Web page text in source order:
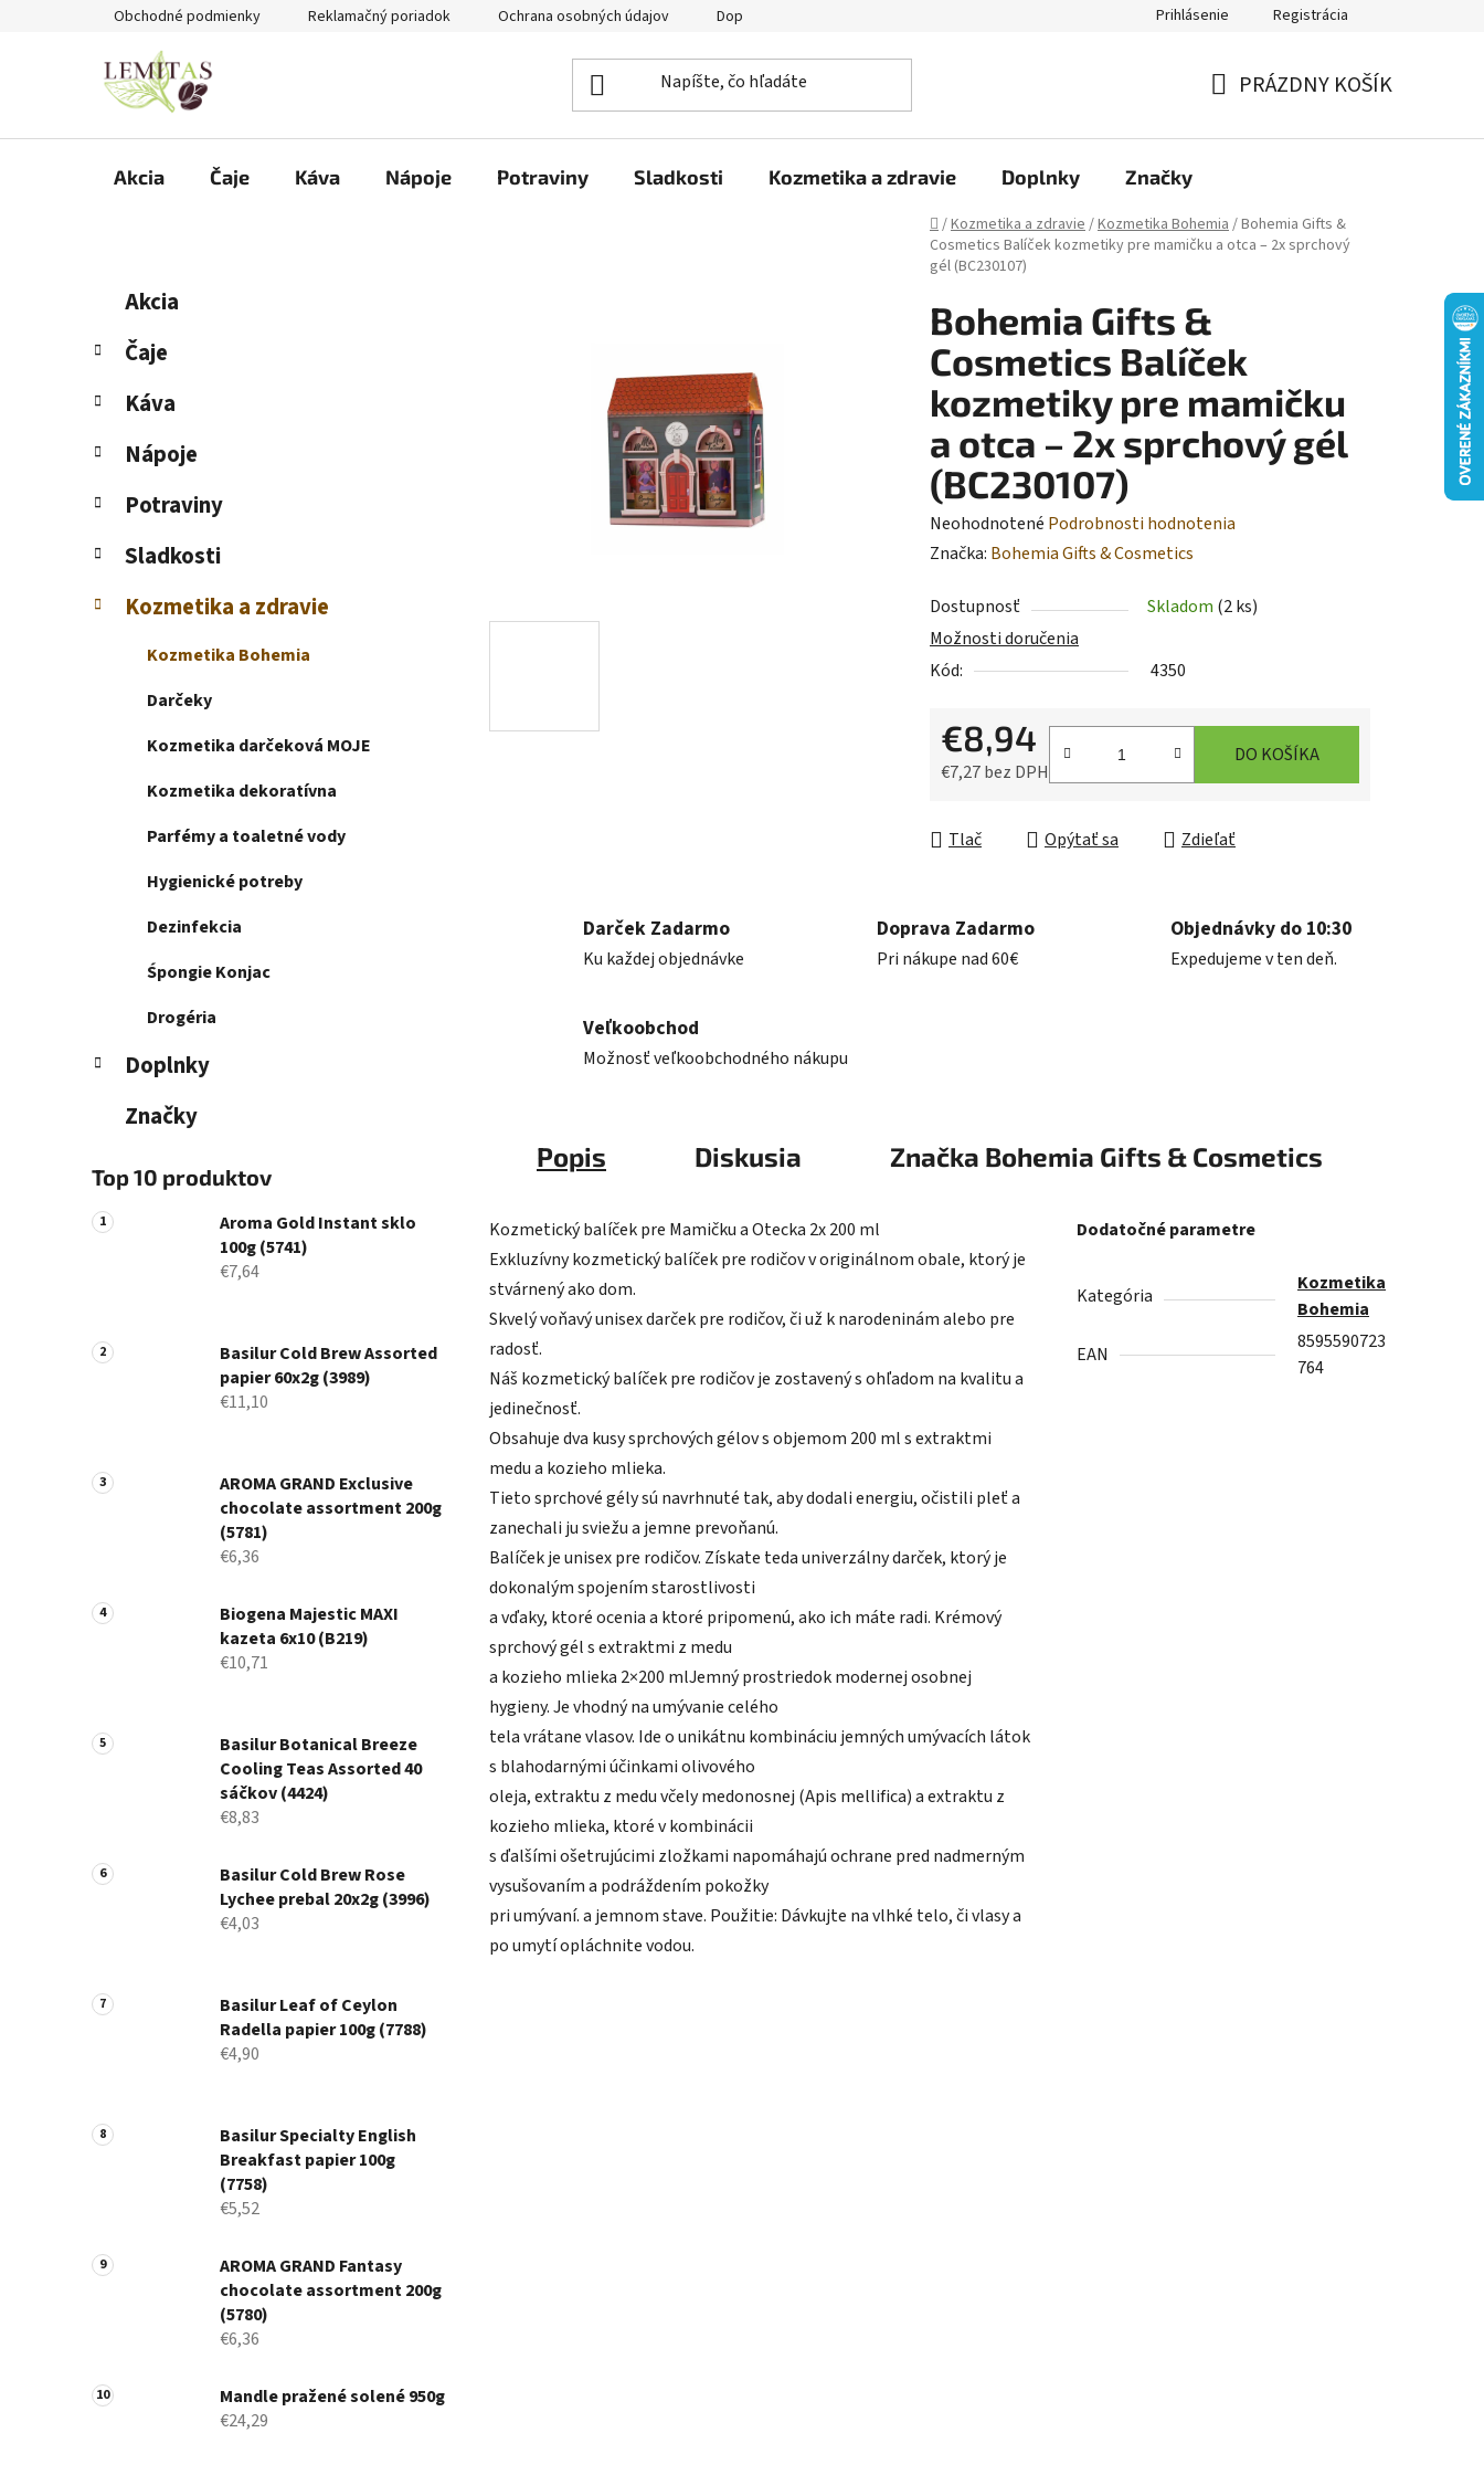
Obchodné podmienky Reklamačný poriadok Ochrana osobných údajov Doprava a platba Prihlásenie Registrácia
PRÁZDNY KOŠÍK
Akcia Čaje Káva Nápoje Potraviny Sladkosti Kozmetika a zdravie Doplnky Značky
Domov
/Kozmetika a zdravie/Kozmetika Bohemia/Bohemia Gifts &
Cosmetics Balíček kozmetiky pre mamičku a otca – 2x sprchový
gél (BC230107)
č
ý
a
n
l
Preskočiť
kategórie
e
ó
i
Akcia
Čaje
Káva
Nápoje
Potraviny
Sladkosti
Kozmetika a zdravie
Kozmetika Bohemia
Darčeky
Kozmetika darčeková MOJE
Kozmetika dekoratívna
Parfémy a toaletné vody
Hygienické potreby
Dezinfekcia
Śpongie Konjac
Drogéria
Doplnky
Značky
Top 10 produktov
Aroma Gold Instant sklo
100g (5741)
€7,64
Basilur Cold Brew Assorted
papier 60x2g (3989)
€11,10
AROMA GRAND Exclusive
chocolate assortment 200g
(5781)
€6,36
Biogena Majestic MAXI
kazeta 6x10 (B219)
€10,71
Basilur Botanical Breeze
Cooling Teas Assorted 40
sáčkov (4424)
€8,83
Basilur Cold Brew Rose
Lychee prebal 20x2g (3996)
€4,03
Basilur Leaf of Ceylon
Radella papier 100g (7788)
€4,90
Basilur Specialty English
Breakfast papier 100g
(7758)
€5,52
AROMA GRAND Fantasy
chocolate assortment 200g
(5780)
€6,36
Mandle pražené solené 950g
€24,29
Bohemia Gifts &
Cosmetics Balíček
kozmetiky pre mamičku
a otca – 2x sprchový gél
(BC230107)
Priemerné
hodnotenie
je
0,0
z
hviezdičiek.
Neohodnotené Podrobnosti hodnotenia
Značka: Bohemia Gifts & Cosmetics
Dostupnosť Skladom (2 ks)
Možnosti doručenia
Kód:
4350
€8,94
€7,27 bez DPH
DO KOŠÍKA
Tlač Opýtať sa Zdieľať
Darček Zadarmo
Ku každej objednávke
Doprava Zadarmo
Pri nákupe nad 60€
Objednávky do 10:30
Expedujeme v ten deň.
Veľkoobchod
Možnosť veľkoobchodného nákupu
Popis Diskusia Značka Bohemia Gifts & Cosmetics
Kozmetický balíček pre Mamičku a Otecka 2x 200 ml
Exkluzívny kozmetický balíček pre rodičov v originálnom obale, ktorý je
stvárnený ako dom.
Skvelý voňavý unisex darček pre rodičov, či už k narodeninám alebo pre
radosť.
Náš kozmetický balíček pre rodičov je zostavený s ohľadom na kvalitu a
jedinečnosť.
Obsahuje dva kusy sprchových gélov s objemom 200 ml s extraktmi
medu a kozieho mlieka.
Tieto sprchové gély sú navrhnuté tak, aby dodali energiu, očistili pleť a
zanechali ju sviežu a jemne prevoňanú.
Balíček je unisex pre rodičov. Získate teda univerzálny darček, ktorý je
dokonalým spojením starostlivosti
a vďaky, ktoré ocenia a ktoré pripomenú, ako ich máte radi. Krémový
sprchový gél s extraktmi z medu
a kozieho mlieka 2×200 mlJemný prostriedok modernej osobnej
hygieny. Je vhodný na umývanie celého
tela vrátane vlasov. Ide o unikátnu kombináciu jemných umývacích látok
s blahodarnými účinkami olivového
oleja, extraktu z medu včely medonosnej (Apis mellifica) a extraktu z
kozieho mlieka, ktoré v kombinácii
s ďalšími ošetrujúcimi zložkami napomáhajú ochrane pred nadmerným
vysušovaním a podráždením pokožky
pri umývaní. a jemnom stave. Použitie: Dávkujte na vlhké telo, či vlasy a
po umytí opláchnite vodou.
Dodatočné parametre
Kategória
Kozmetika
Bohemia
EAN
8595590723
764